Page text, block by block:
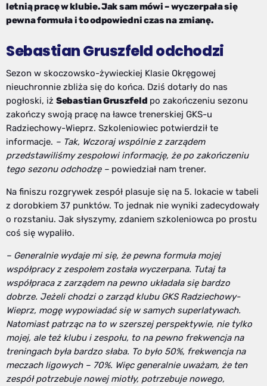
letnią pracę w klubie. Jak sam mówi – wyczerpała się
pewna formuła i to odpowiedni czas na zmianę.
Sebastian Gruszfeld odchodzi
Sezon w skoczowsko-żywieckiej Klasie Okręgowej
nieuchronnie zbliża się do końca. Dziś dotarły do nas
pogłoski, iż Sebastian Gruszfeld po zakończeniu sezonu
zakończy swoją pracę na ławce trenerskiej GKS-u
Radziechowy-Wieprz. Szkoleniowiec potwierdził te
informacje. – Tak, Wczoraj wspólnie z zarządem
przedstawiliśmy zespołowi informację, że po zakończeniu
tego sezonu odchodzę – powiedział nam trener.
Na finiszu rozgrywek zespół plasuje się na 5. lokacie w tabeli
z dorobkiem 37 punktów. To jednak nie wyniki zadecydowały
o rozstaniu. Jak słyszymy, zdaniem szkoleniowca po prostu
coś się wypaliło.
– Generalnie wydaje mi się, że pewna formuła mojej
współpracy z zespołem została wyczerpana. Tutaj ta
współpraca z zarządem na pewno układała się bardzo
dobrze. Jeżeli chodzi o zarząd klubu GKS Radziechowy-
Wieprz, mogę wypowiadać się w samych superlatywach.
Natomiast patrząc na to w szerszej perspektywie, nie tylko
mojej, ale też klubu i zespołu, to na pewno frekwencja na
treningach była bardzo słaba. To było 50%, frekwencja na
meczach ligowych – 70%. Więc generalnie uważam, że ten
zespół potrzebuje nowej miotły, potrzebuje nowego,